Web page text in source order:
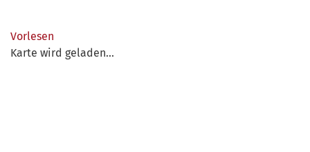
Vorlesen
Karte wird geladen...